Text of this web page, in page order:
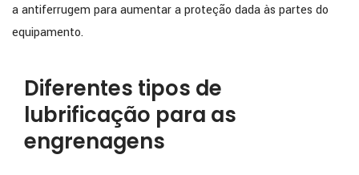
a antiferrugem para aumentar a proteção dada às partes do
equipamento.
Diferentes tipos de
lubrificação para as
engrenagens